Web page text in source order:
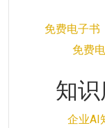
免费电子书
免费
知
企业AI